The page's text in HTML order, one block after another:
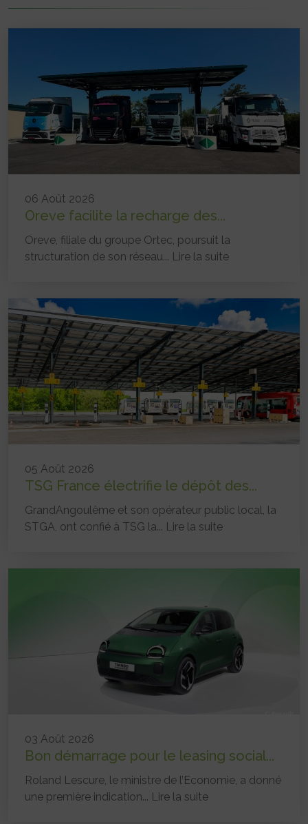
06 Août 2026
Oreve facilite la recharge des...
Oreve, filiale du groupe Ortec, poursuit la
structuration de son réseau... Lire la suite
05 Août 2026
TSG France électrifie le dépôt des...
GrandAngoulême et son opérateur public local, la
STGA, ont confié à TSG la... Lire la suite
03 Août 2026
Bon démarrage pour le leasing social...
Roland Lescure, le ministre de l’Economie, a donné
une première indication... Lire la suite